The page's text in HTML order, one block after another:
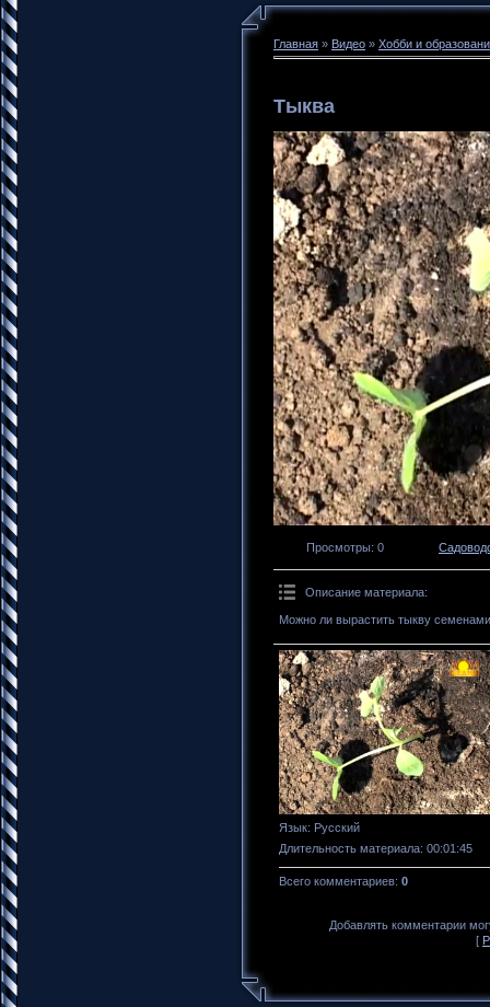
Главная » Видео » Хобби и
Тыква
Просмотры: 0
Описание материала:
Можно ли вырастить тыкву
Язык: Русский
Длительность материала: 00:01:45
Всего комментариев: 0
Добавлять комментарии
[